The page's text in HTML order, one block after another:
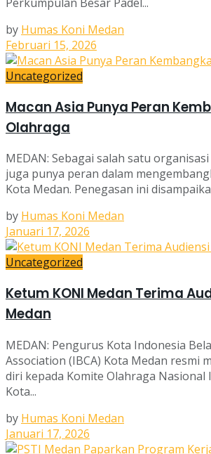
by Humas Koni Medan
Februari 15, 2026
Uncategorized
Macan Asia Punya Peran
Olahraga
MEDAN: Sebagai salah satu
juga punya peran dalam
Kota Medan. Penegasan ini
by Humas Koni Medan
Januari 17, 2026
Uncategorized
Ketum KONI Medan Terima
Medan
MEDAN: Pengurus Kota Indonesia
Association (IBCA) Kota Medan resmi
diri kepada Komite Olahraga Nasional
Kota...
by Humas Koni Medan
Januari 17, 2026